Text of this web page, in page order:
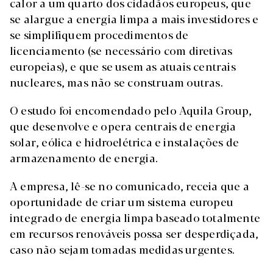
se alargue a energia limpa a mais investidores e
se simplifiquem procedimentos de
licenciamento (se necessário com diretivas
europeias), e que se usem as atuais centrais
nucleares, mas não se construam outras.
O estudo foi encomendado pelo Aquila Group,
que desenvolve e opera centrais de energia
solar, eólica e hidroelétrica e instalações de
armazenamento de energia.
A empresa, lê-se no comunicado, receia que a
oportunidade de criar um sistema europeu
integrado de energia limpa baseado totalmente
em recursos renováveis possa ser desperdiçada,
caso não sejam tomadas medidas urgentes.